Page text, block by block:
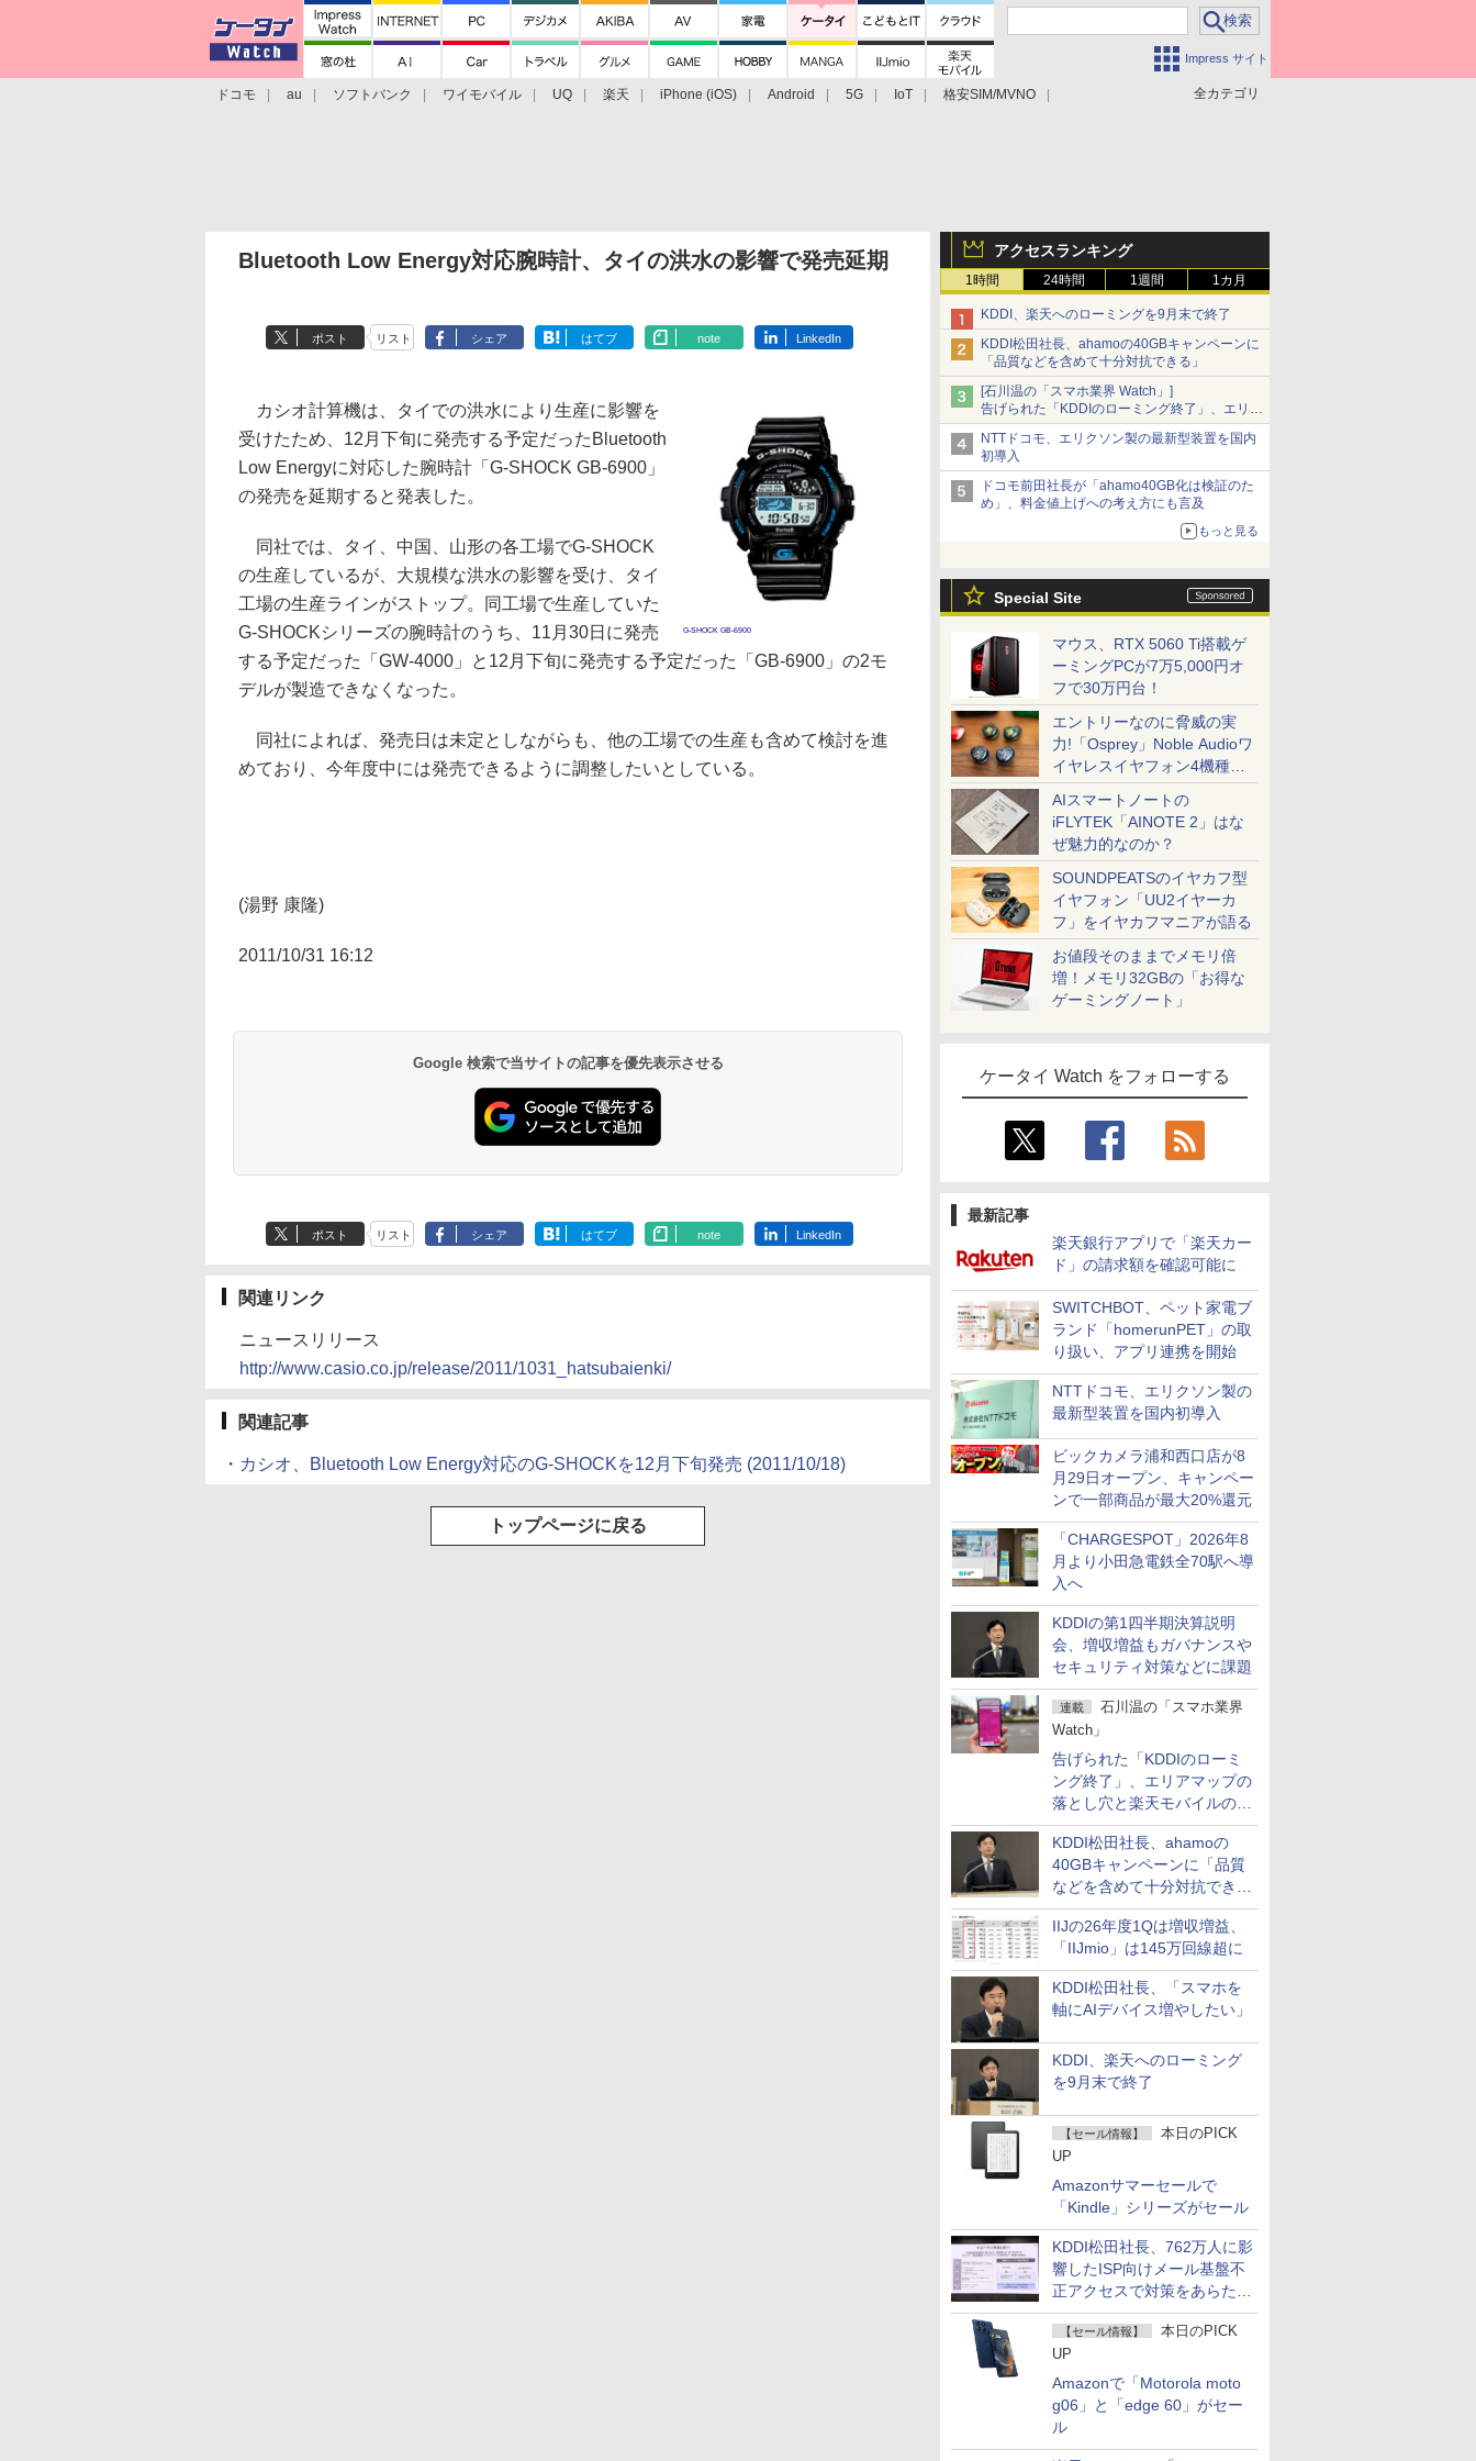
Impress サイト
全カテゴリ
ドコモ au ソフトバンク ワイモバイル UQ 楽天 iPhone (iOS) Android 5G IoT
格安SIM/MVNO
アクセスランキング
1時間 24時間 1週間 1カ月
KDDI、楽天へのローミングを9月末で終了
KDDI松田社長、ahamoの40GBキャンペーンに
「品質などを含めて十分対抗できる」
[石川温の「スマホ業界 Watch」]
告げられた「KDDIのローミング終了」、エリア
マップの落とし穴と楽天モバイルの課題
NTTドコモ、エリクソン製の最新型装置を国内
初導入
ドコモ前田社長が「ahamo40GB化は検証のた
め」、料金値上げへの考え方にも言及
もっと見る
Special Site
マウス、RTX 5060 Ti搭載ゲ
ーミングPCが7万5,000円オ
フで30万円台！
エントリーなのに脅威の実
力!「Osprey」Noble Audioワ
イヤレスイヤフォン4機種を
一気に聴く
AIスマートノートの
iFLYTEK「AINOTE 2」はな
ぜ魅力的なのか？
SOUNDPEATSのイヤカフ型
イヤフォン「UU2イヤーカ
フ」をイヤカフマニアが語る
お値段そのままでメモリ倍
増！メモリ32GBの「お得な
ゲーミングノート」
ケータイ Watch をフォローする
最新記事
楽天銀行アプリで「楽天カー
ド」の請求額を確認可能に
SWITCHBOT、ペット家電ブ
ランド「homerunPET」の取
り扱い、アプリ連携を開始
NTTドコモ、エリクソン製の
最新型装置を国内初導入
ビックカメラ浦和西口店が8
月29日オープン、キャンペー
ンで一部商品が最大20%還元
「CHARGESPOT」2026年8
月より小田急電鉄全70駅へ導
入へ
KDDIの第1四半期決算説明
会、増収増益もガバナンスや
セキュリティ対策などに課題
連載
石川温の「スマホ業界
Watch」
告げられた「KDDIのローミ
ング終了」、エリアマップの
落とし穴と楽天モバイルの課
題
KDDI松田社長、ahamoの
40GBキャンペーンに「品質
などを含めて十分対抗でき
る」
IIJの26年度1Qは増収増益、
「IIJmio」は145万回線超に
KDDI松田社長、「スマホを
軸にAIデバイス増やしたい」
KDDI、楽天へのローミング
を9月末で終了
【セール情報】
本日のPICK
UP
Amazonサマーセールで
「Kindle」シリーズがセール
KDDI松田社長、762万人に影
響したISP向けメール基盤不
正アクセスで対策をあらため
て説明
【セール情報】
本日のPICK
UP
Amazonで「Motorola moto
g06」と「edge 60」がセー
ル
Bluetooth Low Energy対応腕時計、タイの洪水の影響で発売延期
ポスト リスト シェア はてブ note LinkedIn
G-SHOCK GB-6900
カシオ計算機は、タイでの洪水により生産に影響を
受けたため、12月下旬に発売する予定だったBluetooth
Low Energyに対応した腕時計「G-SHOCK GB-6900」
の発売を延期すると発表した。
同社では、タイ、中国、山形の各工場でG-SHOCK
の生産しているが、大規模な洪水の影響を受け、タイ
工場の生産ラインがストップ。同工場で生産していた
G-SHOCKシリーズの腕時計のうち、11月30日に発売
する予定だった「GW-4000」と12月下旬に発売する予定だった「GB-6900」の2モ
デルが製造できなくなった。
同社によれば、発売日は未定としながらも、他の工場での生産も含めて検討を進
めており、今年度中には発売できるように調整したいとしている。
(湯野 康隆)
2011/10/31 16:12
Google 検索で当サイトの記事を優先表示させる
ポスト リスト シェア はてブ note LinkedIn
関連リンク
ニュースリリース
http://www.casio.co.jp/release/2011/1031_hatsubaienki/
関連記事
・ カシオ、Bluetooth Low Energy対応のG-SHOCKを12月下旬発売 (2011/10/18)
トップページに戻る